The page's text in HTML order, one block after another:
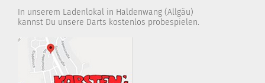
In unserem Ladenlokal in Haldenwang (Allgäu)
kannst Du unsere Darts kostenlos probespielen.